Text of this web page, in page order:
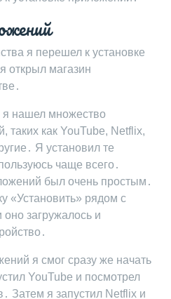
я перешел к установке
открыл магазин
я нашел множество
таких как YouTube, Netflix,
Я установил те
чаще всего․
был очень простым․
«Установить» рядом с
загружалось и
я смог сразу же начать
YouTube и посмотрел
Затем я запустил Netflix и